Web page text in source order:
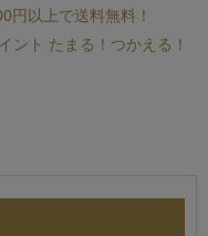
円以上で送料無料！
ント たまる！つかえる！